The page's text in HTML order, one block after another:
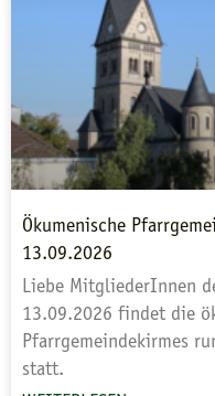
Ökumenische
13.09.2026
Liebe MitgliederInnen
13.09.2026 findet die
Pfarrgemeindekirmes
statt.